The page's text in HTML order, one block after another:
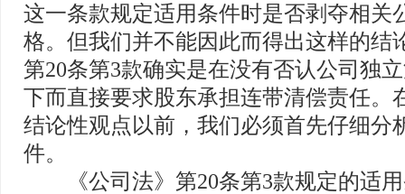
这一条款规定适用条件时是否剥夺相关
格。但我们并不能因此而得出这样的结
第20条第3款确实是在没有否认公司独
下而直接要求股东承担连带清偿责任。
结论性观点以前，我们必须首先仔细分
件。
《公司法》第20条第3款规定的适用